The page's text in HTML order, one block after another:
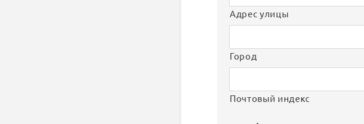
Адрес улицы
Город
Почтовый индекс